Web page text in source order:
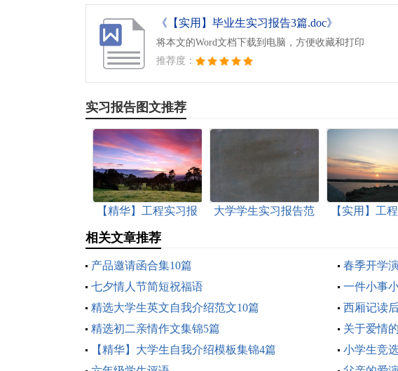
《【实用】毕业生实习报告3篇.doc》
将本文的Word文档下载到电脑，方便收藏和打印
推荐度：
实习报告图文推荐
【精华】工程实习报
大学学生实习报告范
【实用】工
相关文章推荐
产品邀请函合集10篇
春季开学
七夕情人节简短祝福语
一件小事
精选大学生英文自我介绍范文10篇
西厢记读
精选初二亲情作文集锦5篇
关于爱情
【精华】大学生自我介绍模板集锦4篇
小学生竞